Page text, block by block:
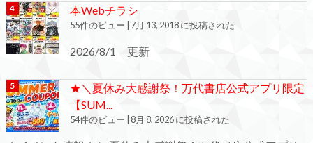
本Webチラシ
55件のビュー | 7月 13, 2018 に投稿された
2026/8/1 更新
★＼夏休み大感謝祭！万代書店公式アプリ限定
【SUM...
54件のビュー |8月 8, 2026 に投稿された